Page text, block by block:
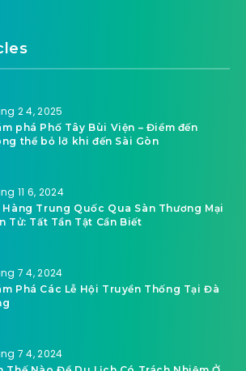
2 4, 2025
phá Phố Tây Bùi Viện – Điểm đến
thể bỏ lỡ khi đến Sài Gòn
11 6, 2024
Trung Quốc Qua Sàn Thương Mại
Tử: Tất Tần Tật Cần Biết
7 4, 2024
Phá Các Lễ Hội Truyền Thống Tại Đà
7 4, 2024